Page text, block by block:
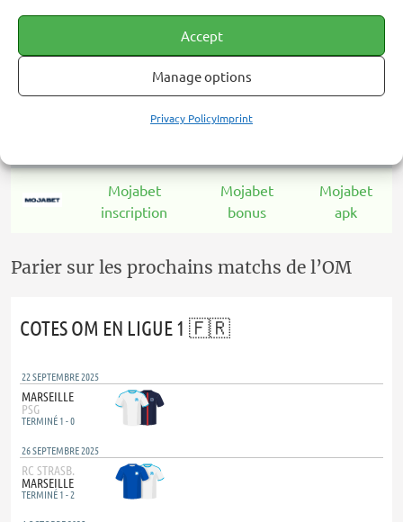
Accept
Manage options
Privacy PolicyImprint
inscription
bonus
apk
Betika
inscription
Betika
bonus
Bet223
Bet223
Mojabet
inscription
Mojabet
bonus
Mojabet
apk
Parier sur les prochains matchs de l’OM